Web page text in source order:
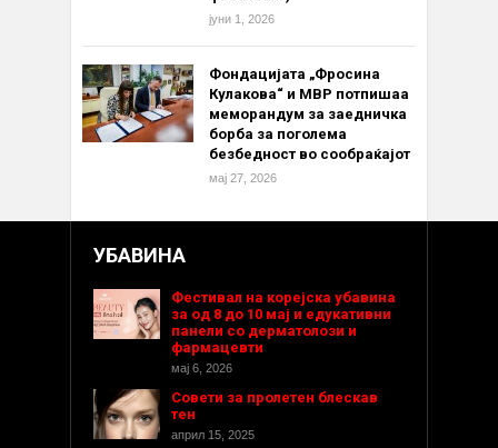
јуни 1, 2026
Фондацијата „Фросина
Кулакова“ и МВР потпишаа
меморандум за заедничка
борба за поголема
безбедност во сообраќајот
мај 27, 2026
УБАВИНА
Фестивал на корејска убавина
за од 8 до 10 мај и едукативни
панели со дерматолози и
фармацевти
мај 6, 2026
Совети за пролетен блескав
тен
април 15, 2025